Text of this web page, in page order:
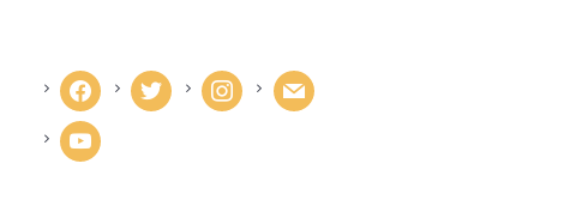
facebook twitter instagrammail
youtube